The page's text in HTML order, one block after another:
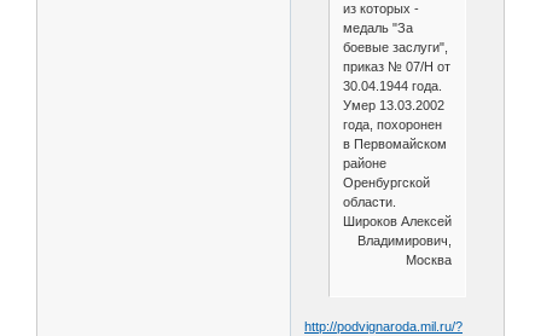
из которых -
медаль "За
боевые заслуги",
приказ № 07/Н от
30.04.1944 года.
Умер 13.03.2002
года, похоронен
в Первомайском
районе
Оренбургской
области.
Широков Алексей
Владимирович,
Москва
http://podvignaroda.mil.ru/?